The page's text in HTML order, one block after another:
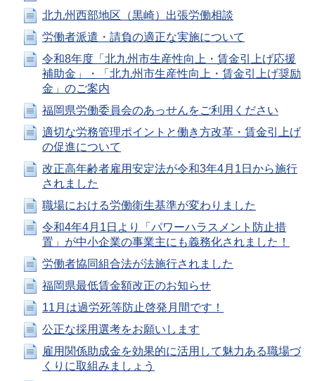
北九州西部地区（黒崎）出張労働相談
労働者派遣・請負の適正な実施について
令和8年度「北九州市生産性向上・賃金引上げ応援
補助金」・「北九州市生産性向上・賃金引上げ奨励
金」のご案内
福岡県労働委員会のあっせんをご利用ください
適切な労務管理ポイントと働き方改革・賃金引上げ
の促進について
改正高年齢者雇用安定法が令和3年4月1日から施行
されました
職場における労働衛生基準が変わりました
令和4年4月1日より「パワーハラスメント防止措
置」が中小企業の事業主にも義務化されました！
労働者協同組合法が法施行されました
福岡県最低賃金額改正のお知らせ
11月は過労死等防止啓発月間です！
公正な採用選考をお願いします
雇用関係助成金を効果的に活用して魅力ある職場づ
くりに取組みましょう